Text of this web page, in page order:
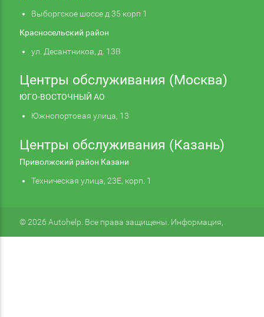
Выборгское шоссе д 35 корп 1
Красносельский район
ул. Десантников, д. 13В
Центры обслуживания (Москва)
ЮГО-ВОСТОЧНЫЙ АО
Южнопортовая улица, 13
Центры обслуживания (Казань)
Приволжский район Казани
Техническая улица, 23Е, корп. 1
© 2026 Autohelp. Все права защищены. Информация,